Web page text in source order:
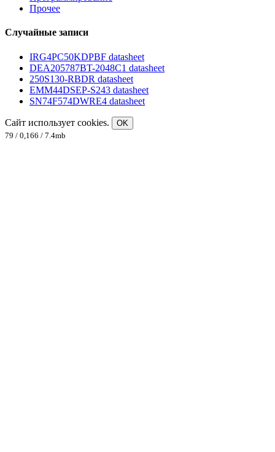
Прочее
Случайные записи
IRG4PC50KDPBF datasheet
DEA205787BT-2048C1 datasheet
250S130-RBDR datasheet
EMM44DSEP-S243 datasheet
SN74F574DWRE4 datasheet
Сайт использует cookies.
OK
79 / 0,166 / 7.4mb